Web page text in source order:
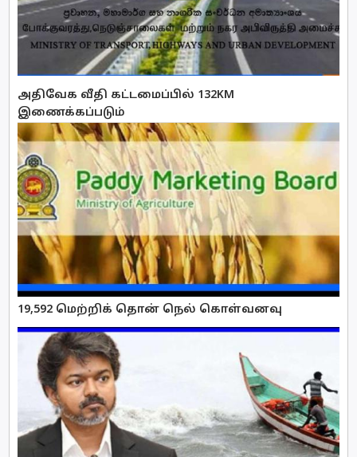
அதிவேக வீதி கட்டமைப்பில் 132KM
இணைக்கப்படும்
19,592 மெற்றிக் தொன் நெல் கொள்வனவு